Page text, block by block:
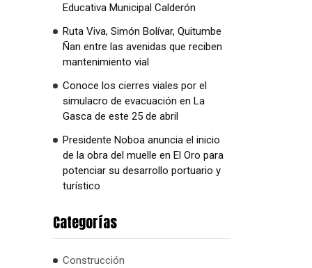
Educativa Municipal Calderón
Ruta Viva, Simón Bolívar, Quitumbe
Ñan entre las avenidas que reciben
mantenimiento vial
Conoce los cierres viales por el
simulacro de evacuación en La
Gasca de este 25 de abril
Presidente Noboa anuncia el inicio
de la obra del muelle en El Oro para
potenciar su desarrollo portuario y
turístico
Categorías
Construcción